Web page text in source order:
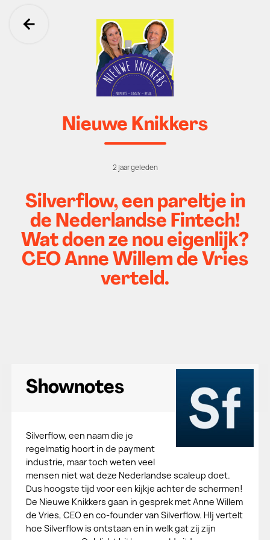
Ga terug
Nieuwe Knikkers
2 jaar geleden
Silverflow, een pareltje in
de Nederlandse Fintech!
Wat doen ze nou eigenlijk?
CEO Anne Willem de Vries
verteld.
Shownotes
Silverflow, een naam die je
regelmatig hoort in de payment
industrie, maar toch weten veel
mensen niet wat deze Nederlandse scaleup doet.
Dus hoogste tijd voor een kijkje achter de schermen!
De Nieuwe Knikkers gaan in gesprek met Anne Willem
de Vries, CEO en co-founder van Silverflow. HIj vertelt
hoe Silverflow is ontstaan en in welk gat zij zijn